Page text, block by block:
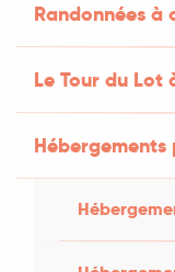
Randonnées
Le Tour du Lot